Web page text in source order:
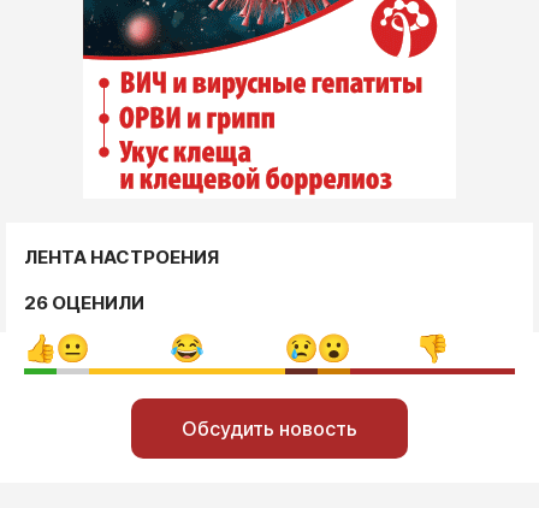
ЛЕНТА НАСТРОЕНИЯ
26 ОЦЕНИЛИ
Обсудить новость